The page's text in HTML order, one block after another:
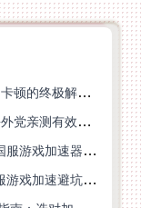
在英国打激战2卡吗？海外党国服游戏不卡顿的终极解决方案
放开那三国3海外加速器测评怎么过？海外党亲测有效的国服游戏加速指南
英国怎么玩巅峰战舰不卡顿？海外玩家国服游戏加速器终极指南
印尼的人怎么玩战双帕弥什？海外党国服游戏加速避坑指南